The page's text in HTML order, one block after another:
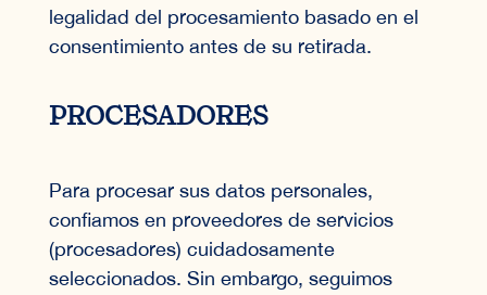
legalidad del procesamiento basado en el
consentimiento antes de su retirada.
PROCESADORES
Para procesar sus datos personales,
confiamos en proveedores de servicios
(procesadores) cuidadosamente
seleccionados. Sin embargo, seguimos